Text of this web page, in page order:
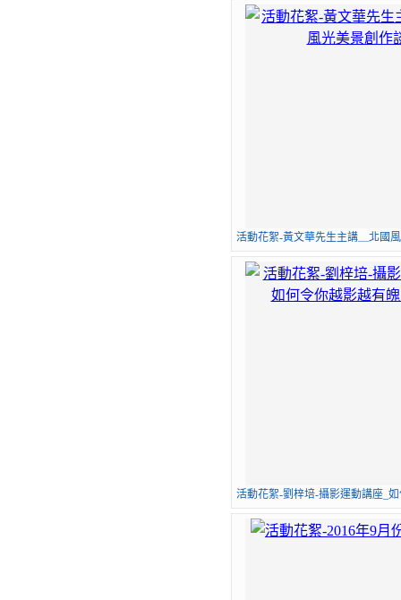
活動花絮-黃文華先生主講＿北國
活動花絮-劉梓培-攝影運動講座_如